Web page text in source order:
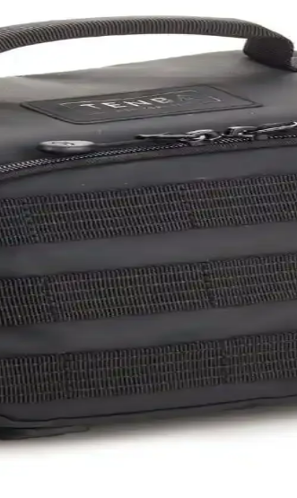
sunar. Su geçirmezlik ve kapasite gibi
Kullanıcı Deneyimleri
ve su şişesi taşıma özellikleriyle öne
Fonksiyonel Taşıma
halindeyken eşyaların sabitlenmesini
Seçim Kriterleri
ve modellerle kullanım kolaylığı
Kullanım amacına göre tercih değişir, seyahat
günlük ihtiyaçlarınızı düzenli ve şık şekilde
Yönlü Kullanım
Dayanıklı malzeme ve laptop koruması ile çok